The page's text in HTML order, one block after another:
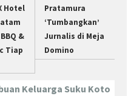
Hotel
&
Tiap
Pratamura
‘Tumbangkan’
Jurnalis di Meja
Domino
Keluarga Suku Koto